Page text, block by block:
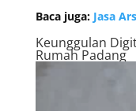
Baca juga: Jasa
Keunggulan
Rumah Padang